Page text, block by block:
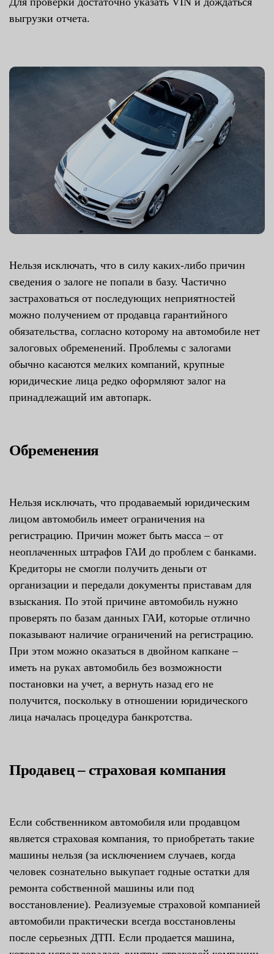
выгрузки отчета.
Нельзя исключать, что в силу каких-либо причин
сведения о залоге не попали в базу. Частично
застраховаться от последующих неприятностей
можно получением от продавца гарантийного
обязательства, согласно которому на автомобиле нет
залоговых обременений. Проблемы с залогами
обычно касаются мелких компаний, крупные
юридические лица редко оформляют залог на
принадлежащий им автопарк.
Обременения
Нельзя исключать, что продаваемый юридическим
лицом автомобиль имеет ограничения на
регистрацию. Причин может быть масса – от
неоплаченных штрафов ГАИ до проблем с банками.
Кредиторы не смогли получить деньги от
организации и передали документы приставам для
взыскания. По этой причине автомобиль нужно
проверять по базам данных ГАИ, которые отлично
показывают наличие ограничений на регистрацию.
При этом можно оказаться в двойном капкане –
иметь на руках автомобиль без возможности
постановки на учет, а вернуть назад его не
получится, поскольку в отношении юридического
лица началась процедура банкротства.
Продавец – страховая компания
Если собственником автомобиля или продавцом
является страховая компания, то приобретать такие
машины нельзя (за исключением случаев, когда
человек сознательно выкупает годные остатки для
ремонта собственной машины или под
восстановление). Реализуемые страховой компанией
автомобили практически всегда восстановлены
после серьезных ДТП. Если продается машина,